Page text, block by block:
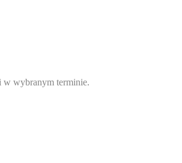
w wybranym terminie.